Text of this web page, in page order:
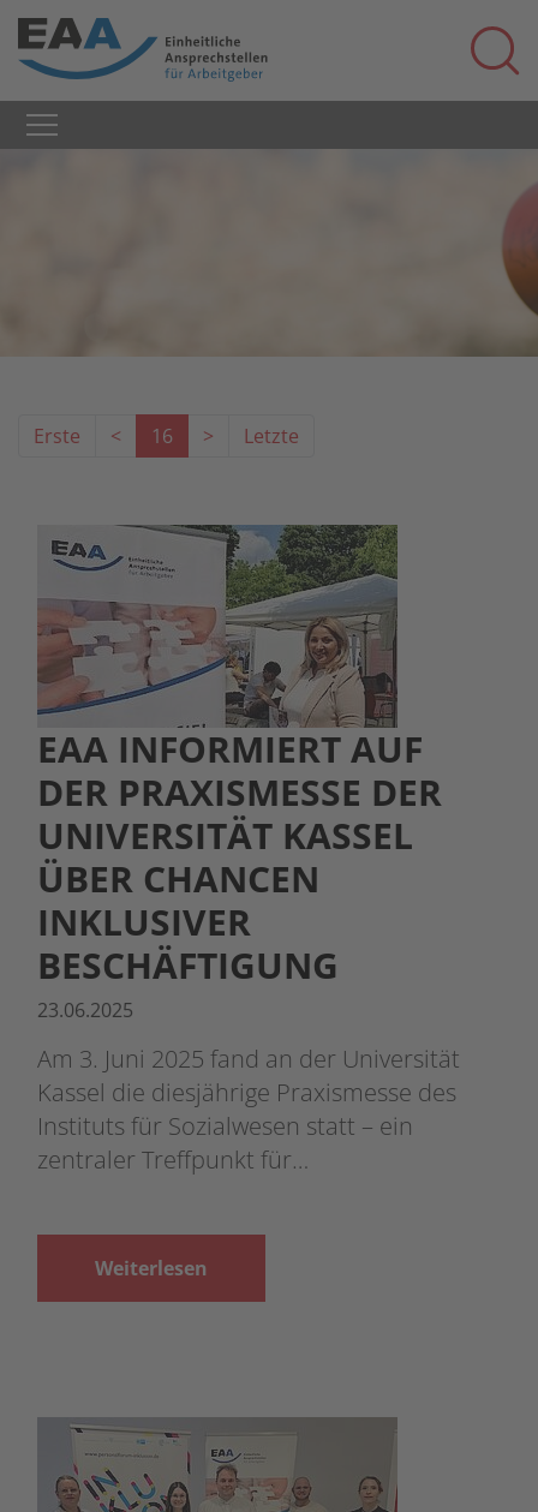
Erste < 16 > Letzte
EAA INFORMIERT AUF
DER PRAXISMESSE DER
UNIVERSITÄT KASSEL
ÜBER CHANCEN
INKLUSIVER
BESCHÄFTIGUNG
23.06.2025
Am 3. Juni 2025 fand an der Universität
Kassel die diesjährige Praxismesse des
Instituts für Sozialwesen statt – ein
zentraler Treffpunkt für…
Weiterlesen